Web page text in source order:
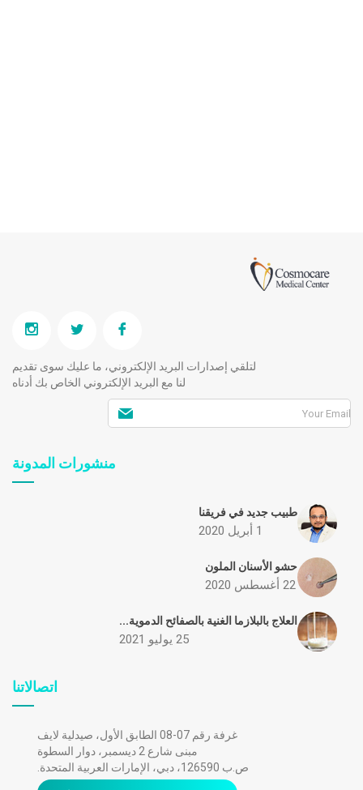
لتلقي إصدارات البريد الإلكتروني، ما عليك سوى تقديم
لنا مع البريد الإلكتروني الخاص بك أدناه
منشورات المدونة
طبيب جديد في فريقنا
1 أبريل 2020
حشو الأسنان الملون
22 أغسطس 2020
العلاج بالبلازما الغنية بالصفائح الدموية...
25 يوليو 2021
اتصالاتنا
غرفة رقم 07-08 الطابق الأول، صيدلية لايف
مبنى شارع 2 ديسمبر، دوار السطوة
ص.ب 126590، دبي، الإمارات العربية المتحدة.